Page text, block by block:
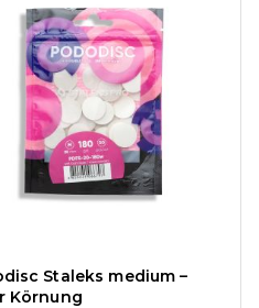
Staleks medium –
Körnung